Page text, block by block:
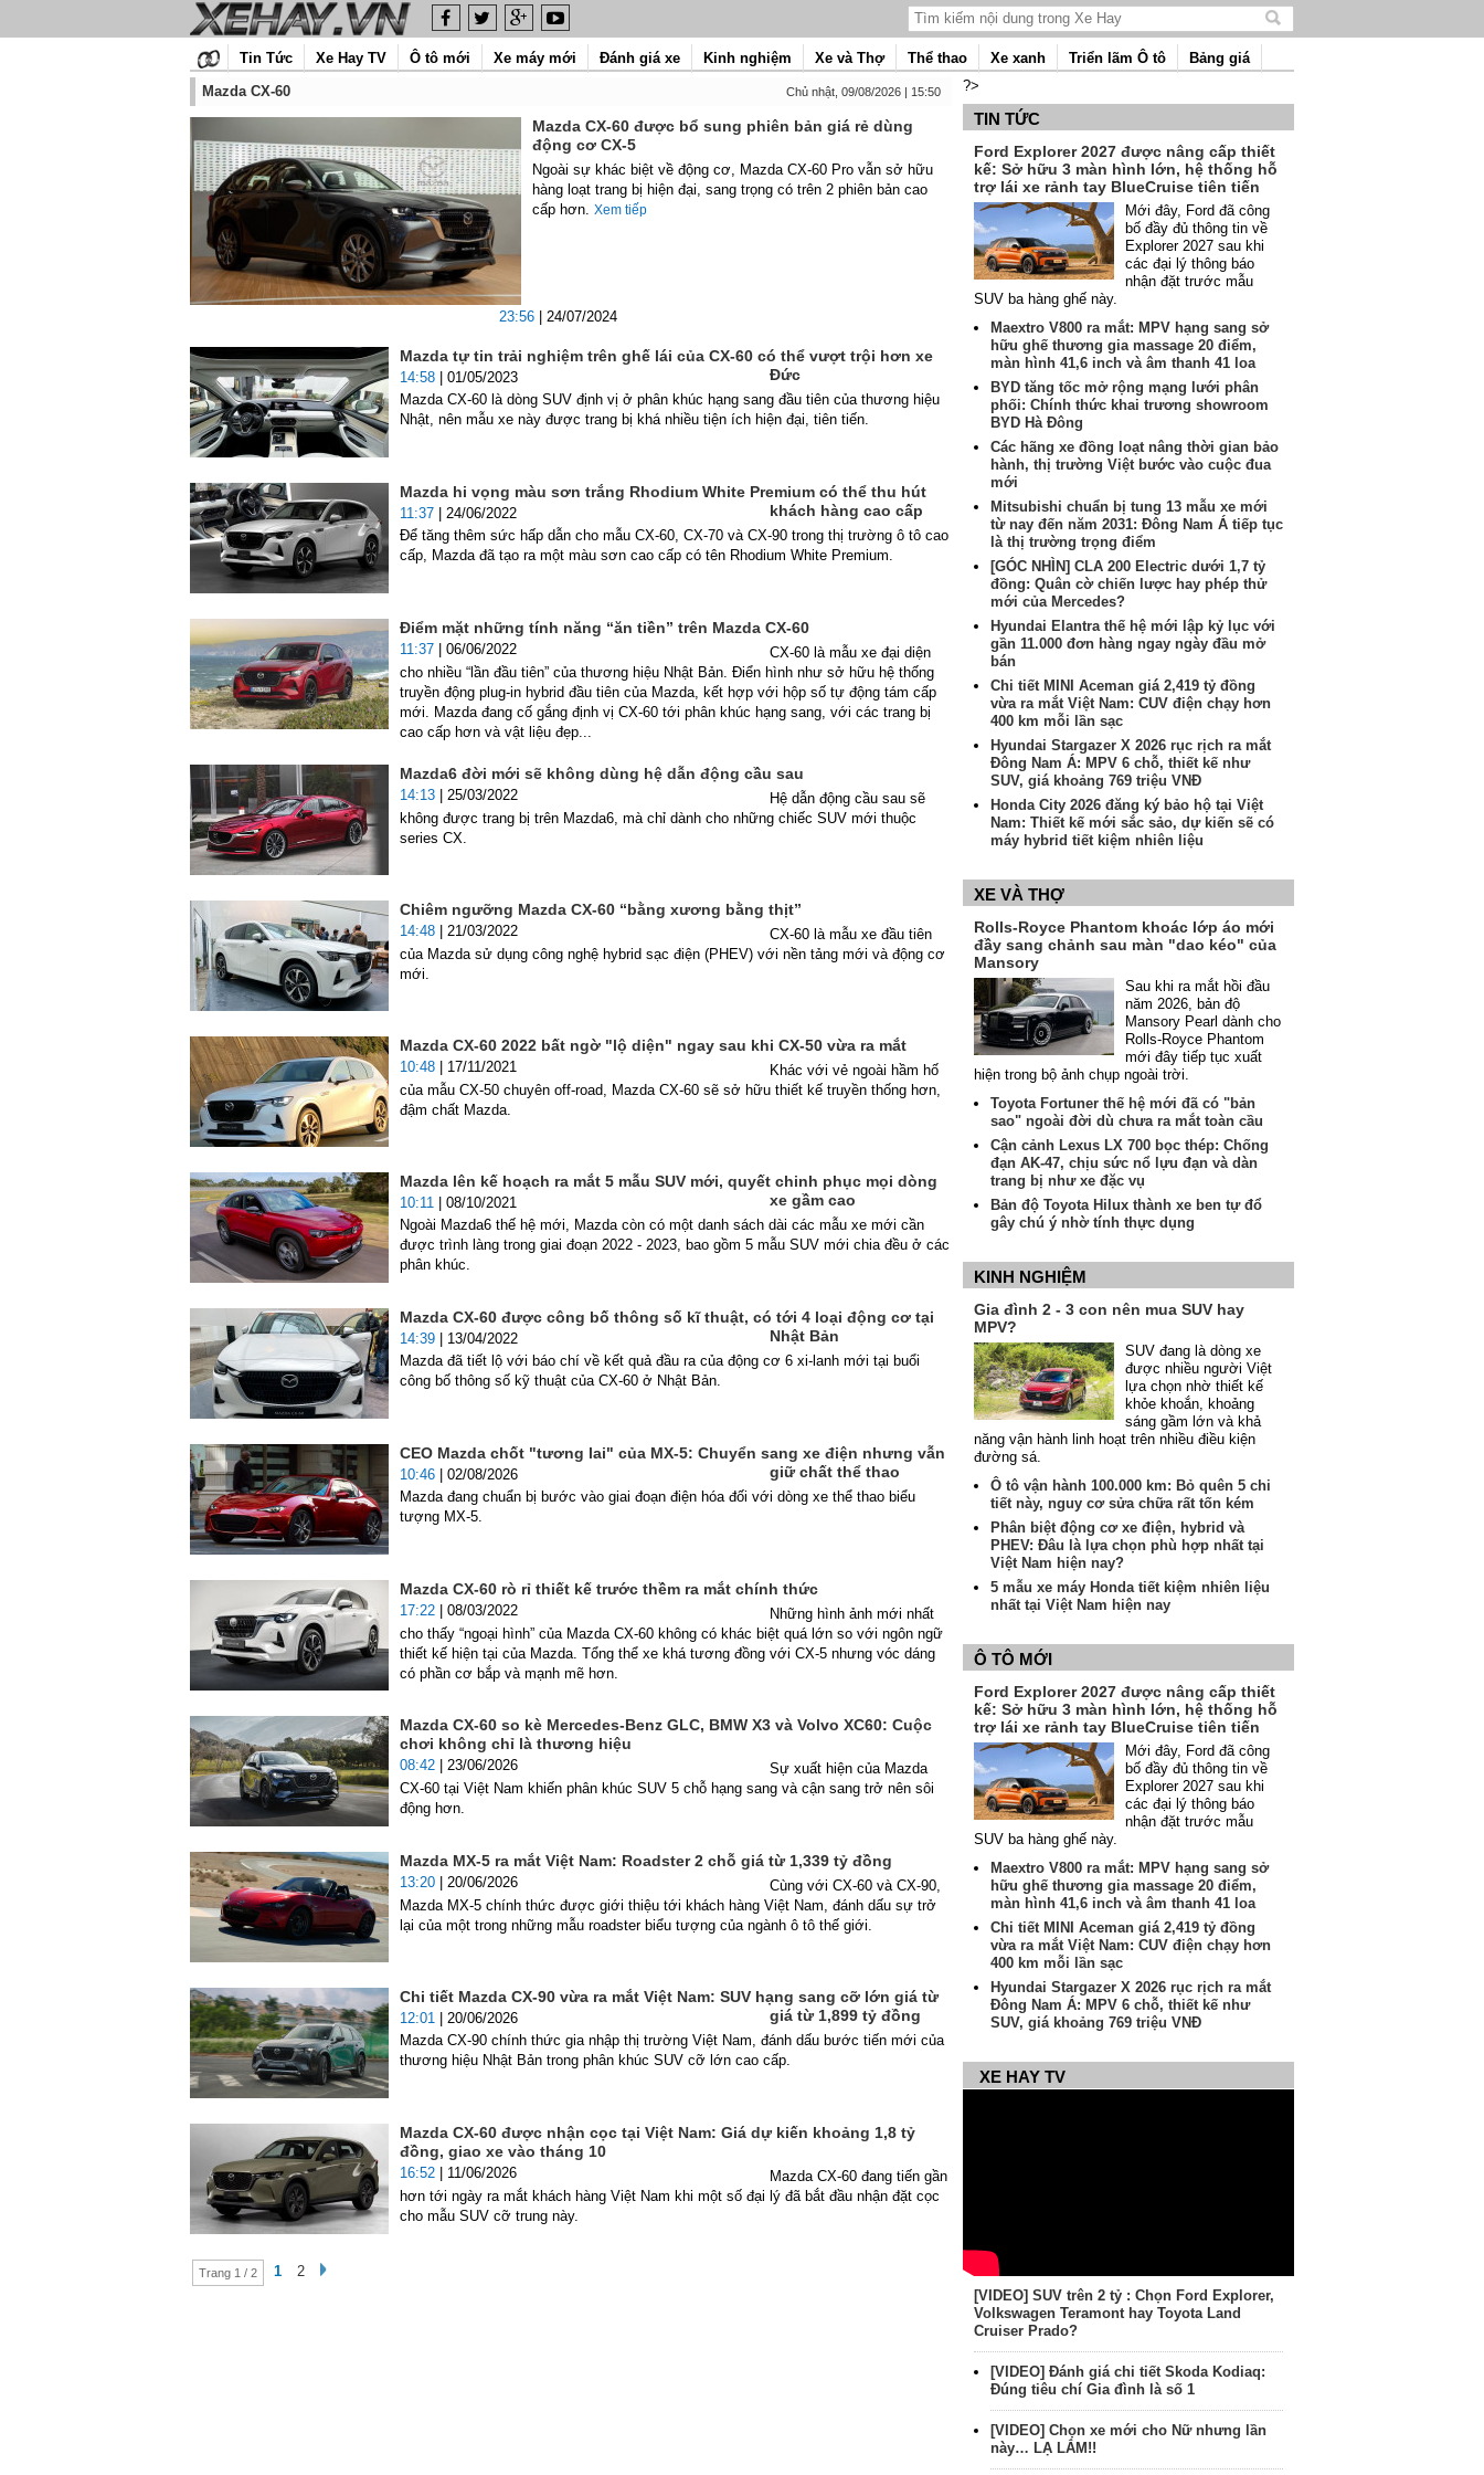
Tìm
nội
Tin Tức Xe Hay TV Ô tô mới Xe máy mới Đánh giá xe Kinh nghiệm Xe và Thợ Thể thao Xe xanh Triển lãm Ô tô
Bảng giá
Mazda CX-60
Chủ nhật, 09/08/2026 | 15:50
Mazda CX-60 được bổ sung phiên bản giá rẻ dùng
động cơ CX-5
23:56 | 24/07/2024
Ngoài sự khác biệt về động cơ, Mazda CX-60 Pro vẫn sở hữu
hàng loạt trang bị hiện đại, sang trọng có trên 2 phiên bản cao
cấp hơn. Xem tiếp
Mazda tự tin trải nghiệm trên ghế lái của CX-60 có thể vượt trội hơn xe
Đức
14:58 | 01/05/2023
Mazda CX-60 là dòng SUV định vị ở phân khúc hạng sang đầu tiên của thương hiệu
Nhật, nên mẫu xe này được trang bị khá nhiều tiện ích hiện đại, tiên tiến.
Mazda hi vọng màu sơn trắng Rhodium White Premium có thể thu hút
khách hàng cao cấp
11:37 | 24/06/2022
Để tăng thêm sức hấp dẫn cho mẫu CX-60, CX-70 và CX-90 trong thị trường ô tô cao
cấp, Mazda đã tạo ra một màu sơn cao cấp có tên Rhodium White Premium.
Điểm mặt những tính năng “ăn tiền” trên Mazda CX-60
11:37 | 06/06/2022
CX-60 là mẫu xe đại diện
cho nhiều “lần đầu tiên” của thương hiệu Nhật Bản. Điển hình như sở hữu hệ thống
truyền động plug-in hybrid đầu tiên của Mazda, kết hợp với hộp số tự động tám cấp
mới. Mazda đang cố gắng định vị CX-60 tới phân khúc hạng sang, với các trang bị
cao cấp hơn và vật liệu đẹp...
Mazda6 đời mới sẽ không dùng hệ dẫn động cầu sau
14:13 | 25/03/2022
Hệ dẫn động cầu sau sẽ
không được trang bị trên Mazda6, mà chỉ dành cho những chiếc SUV mới thuộc
series CX.
Chiêm ngưỡng Mazda CX-60 “bằng xương bằng thịt”
14:48 | 21/03/2022
CX-60 là mẫu xe đầu tiên
của Mazda sử dụng công nghệ hybrid sạc điện (PHEV) với nền tảng mới và động cơ
mới.
Mazda CX-60 2022 bất ngờ "lộ diện" ngay sau khi CX-50 vừa ra mắt
10:48 | 17/11/2021
Khác với vẻ ngoài hầm hố
của mẫu CX-50 chuyên off-road, Mazda CX-60 sẽ sở hữu thiết kế truyền thống hơn,
đậm chất Mazda.
Mazda lên kế hoạch ra mắt 5 mẫu SUV mới, quyết chinh phục mọi dòng
xe gầm cao
10:11 | 08/10/2021
Ngoài Mazda6 thế hệ mới, Mazda còn có một danh sách dài các mẫu xe mới cần
được trình làng trong giai đoạn 2022 - 2023, bao gồm 5 mẫu SUV mới chia đều ở các
phân khúc.
Mazda CX-60 được công bố thông số kĩ thuật, có tới 4 loại động cơ tại
Nhật Bản
14:39 | 13/04/2022
Mazda đã tiết lộ với báo chí về kết quả đầu ra của động cơ 6 xi-lanh mới tại buổi
công bố thông số kỹ thuật của CX-60 ở Nhật Bản.
CEO Mazda chốt "tương lai" của MX-5: Chuyển sang xe điện nhưng vẫn
giữ chất thể thao
10:46 | 02/08/2026
Mazda đang chuẩn bị bước vào giai đoạn điện hóa đối với dòng xe thể thao biểu
tượng MX-5.
Mazda CX-60 rò rỉ thiết kế trước thềm ra mắt chính thức
17:22 | 08/03/2022
Những hình ảnh mới nhất
cho thấy “ngoại hình” của Mazda CX-60 không có khác biệt quá lớn so với ngôn ngữ
thiết kế hiện tại của Mazda. Tổng thể xe khá tương đồng với CX-5 nhưng vóc dáng
có phần cơ bắp và mạnh mẽ hơn.
Mazda CX-60 so kè Mercedes-Benz GLC, BMW X3 và Volvo XC60: Cuộc
chơi không chỉ là thương hiệu
08:42 | 23/06/2026
Sự xuất hiện của Mazda
CX-60 tại Việt Nam khiến phân khúc SUV 5 chỗ hạng sang và cận sang trở nên sôi
động hơn.
Mazda MX-5 ra mắt Việt Nam: Roadster 2 chỗ giá từ 1,339 tỷ đồng
13:20 | 20/06/2026
Cùng với CX-60 và CX-90,
Mazda MX-5 chính thức được giới thiệu tới khách hàng Việt Nam, đánh dấu sự trở
lại của một trong những mẫu roadster biểu tượng của ngành ô tô thế giới.
Chi tiết Mazda CX-90 vừa ra mắt Việt Nam: SUV hạng sang cỡ lớn giá từ
giá từ 1,899 tỷ đồng
12:01 | 20/06/2026
Mazda CX-90 chính thức gia nhập thị trường Việt Nam, đánh dấu bước tiến mới của
thương hiệu Nhật Bản trong phân khúc SUV cỡ lớn cao cấp.
Mazda CX-60 được nhận cọc tại Việt Nam: Giá dự kiến khoảng 1,8 tỷ
đồng, giao xe vào tháng 10
16:52 | 11/06/2026
Mazda CX-60 đang tiến gần
hơn tới ngày ra mắt khách hàng Việt Nam khi một số đại lý đã bắt đầu nhận đặt cọc
cho mẫu SUV cỡ trung này.
Trang 1 / 2 1 2
?>
TIN TỨC
Ford Explorer 2027 được nâng cấp thiết
kế: Sở hữu 3 màn hình lớn, hệ thống hỗ
trợ lái xe rảnh tay BlueCruise tiên tiến
Mới đây, Ford đã công
bố đầy đủ thông tin về
Explorer 2027 sau khi
các đại lý thông báo
nhận đặt trước mẫu
SUV ba hàng ghế này.
Maextro V800 ra mắt: MPV hạng sang sở
hữu ghế thương gia massage 20 điểm,
màn hình 41,6 inch và âm thanh 41 loa
BYD tăng tốc mở rộng mạng lưới phân
phối: Chính thức khai trương showroom
BYD Hà Đông
Các hãng xe đồng loạt nâng thời gian bảo
hành, thị trường Việt bước vào cuộc đua
mới
Mitsubishi chuẩn bị tung 13 mẫu xe mới
từ nay đến năm 2031: Đông Nam Á tiếp tục
là thị trường trọng điểm
[GÓC NHÌN] CLA 200 Electric dưới 1,7 tỷ
đồng: Quân cờ chiến lược hay phép thử
mới của Mercedes?
Hyundai Elantra thế hệ mới lập kỷ lục với
gần 11.000 đơn hàng ngay ngày đầu mở
bán
Chi tiết MINI Aceman giá 2,419 tỷ đồng
vừa ra mắt Việt Nam: CUV điện chạy hơn
400 km mỗi lần sạc
Hyundai Stargazer X 2026 rục rịch ra mắt
Đông Nam Á: MPV 6 chỗ, thiết kế như
SUV, giá khoảng 769 triệu VNĐ
Honda City 2026 đăng ký bảo hộ tại Việt
Nam: Thiết kế mới sắc sảo, dự kiến sẽ có
máy hybrid tiết kiệm nhiên liệu
XE VÀ THỢ
Rolls-Royce Phantom khoác lớp áo mới
đầy sang chảnh sau màn "dao kéo" của
Mansory
Sau khi ra mắt hồi đầu
năm 2026, bản độ
Mansory Pearl dành cho
Rolls-Royce Phantom
mới đây tiếp tục xuất
hiện trong bộ ảnh chụp ngoài trời.
Toyota Fortuner thế hệ mới đã có "bản
sao" ngoài đời dù chưa ra mắt toàn cầu
Cận cảnh Lexus LX 700 bọc thép: Chống
đạn AK-47, chịu sức nổ lựu đạn và dàn
trang bị như xe đặc vụ
Bản độ Toyota Hilux thành xe ben tự đổ
gây chú ý nhờ tính thực dụng
KINH NGHIỆM
Gia đình 2 - 3 con nên mua SUV hay
MPV?
SUV đang là dòng xe
được nhiều người Việt
lựa chọn nhờ thiết kế
khỏe khoắn, khoảng
sáng gầm lớn và khả
năng vận hành linh hoạt trên nhiều điều kiện
đường sá.
Ô tô vận hành 100.000 km: Bỏ quên 5 chi
tiết này, nguy cơ sửa chữa rất tốn kém
Phân biệt động cơ xe điện, hybrid và
PHEV: Đâu là lựa chọn phù hợp nhất tại
Việt Nam hiện nay?
5 mẫu xe máy Honda tiết kiệm nhiên liệu
nhất tại Việt Nam hiện nay
Ô TÔ MỚI
Ford Explorer 2027 được nâng cấp thiết
kế: Sở hữu 3 màn hình lớn, hệ thống hỗ
trợ lái xe rảnh tay BlueCruise tiên tiến
Mới đây, Ford đã công
bố đầy đủ thông tin về
Explorer 2027 sau khi
các đại lý thông báo
nhận đặt trước mẫu
SUV ba hàng ghế này.
Maextro V800 ra mắt: MPV hạng sang sở
hữu ghế thương gia massage 20 điểm,
màn hình 41,6 inch và âm thanh 41 loa
Chi tiết MINI Aceman giá 2,419 tỷ đồng
vừa ra mắt Việt Nam: CUV điện chạy hơn
400 km mỗi lần sạc
Hyundai Stargazer X 2026 rục rịch ra mắt
Đông Nam Á: MPV 6 chỗ, thiết kế như
SUV, giá khoảng 769 triệu VNĐ
XE HAY TV
[VIDEO] SUV trên 2 tỷ : Chọn Ford Explorer,
Volkswagen Teramont hay Toyota Land
Cruiser Prado?
[VIDEO] Đánh giá chi tiết Skoda Kodiaq:
Đúng tiêu chí Gia đình là số 1
[VIDEO] Chọn xe mới cho Nữ nhưng lần
này… LẠ LẮM!!